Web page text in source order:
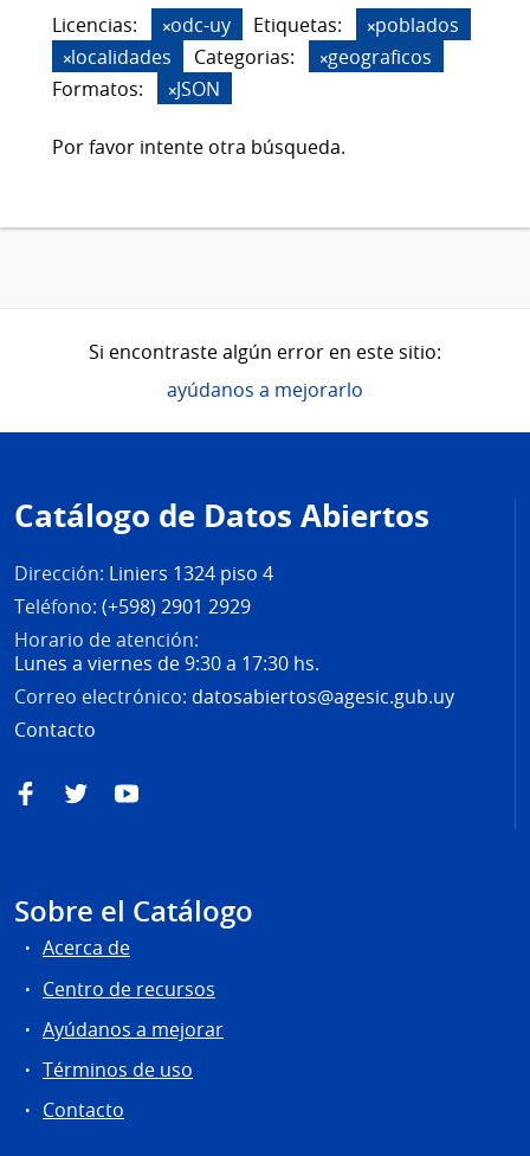
Licencias: odc-uy Etiquetas:
poblados
localidades
Categorias:
geograficos
Formatos:
JSON
Por favor intente otra búsqueda.
Si encontraste algún error en este sitio:
ayúdanos a mejorarlo
de
página
Catálogo de Datos Abiertos
Dirección: Liniers 1324 piso 4
Teléfono: (+598) 2901 2929
Horario de atención:
Lunes a viernes de 9:30 a 17:30 hs.
Correo electrónico: datosabiertos@agesic.gub.uy
Contacto
FacebookTwitterYouTube
Sobre el Catálogo
Acerca de
Centro de recursos
Ayúdanos a mejorar
Términos de uso
Contacto